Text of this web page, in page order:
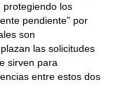
protegiendo los
pendiente” por
son
las solicitudes
sirven para
entre estos dos